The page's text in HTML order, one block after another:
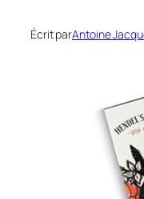
Écrit parAntoine